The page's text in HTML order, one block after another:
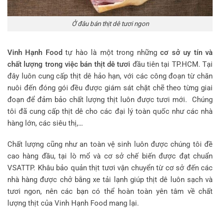
Ở đâu bán thịt dê tươi ngon
Vinh Hạnh Food tự hào là một trong nhữngcơ sở uy tín và
chất lượng trong việc bán thịt dê tươi đầu tiên tại TP.HCM. Tại
đây luôn cung cấp thịt dê hảo hạn, với các công đoạn từ chăn
nuôi đến đóng gói đều được giám sát chặt chẽ theo từng giai
đoạn để đảm bảo chất lượng thịt luôn được tươi mới. Chúng
tôi đã cung cấp thịt dê cho các đại lý toàn quốc như các nhà
hàng lớn, các siêu thị,…
Chất lượng cũng như an toàn vệ sinh luôn được chúng tôi đề
cao hàng đầu, tại lò mổ và cơ sở chế biến được đạt chuẩn
VSATTP. Khâu bảo quản thịt tươi vận chuyển từ cơ sở đến các
nhà hàng được chở bằng xe tải lạnh giúp thịt dê luôn sạch và
tươi ngon, nên các bạn có thể hoàn toàn yên tâm về chất
lượng thịt của Vinh Hạnh Food mang lại.